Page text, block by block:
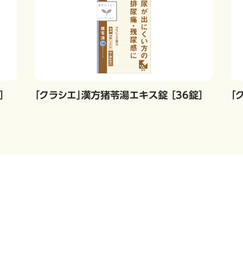
「クラシエ」漢方猪苓湯エキス錠 ［36錠］